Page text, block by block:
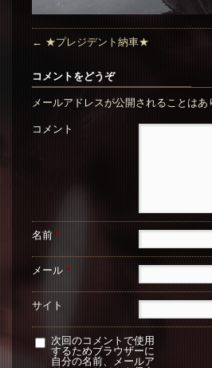
← ★プレジデント納車★
コメントをどうぞ
メールアドレスが公開されることはあ
コメント
名前 *
メール *
サイト
次回のコメントで使用
するためブラウザーに
自分の名前、メールア